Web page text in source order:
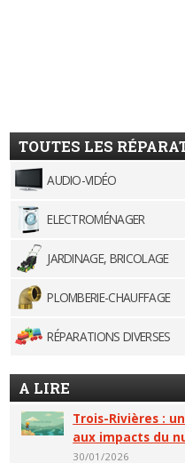
TOUTES LES
AUDIO-VIDÉO
ELECTROMÉNAGER
JARDINAGE, BRICOLAGE
PLOMBERIE-CHAUFFAGE
RÉPARATIONS DIVERSES
A LIRE
Trois-Rivières :
aux impacts du
30/01/2026